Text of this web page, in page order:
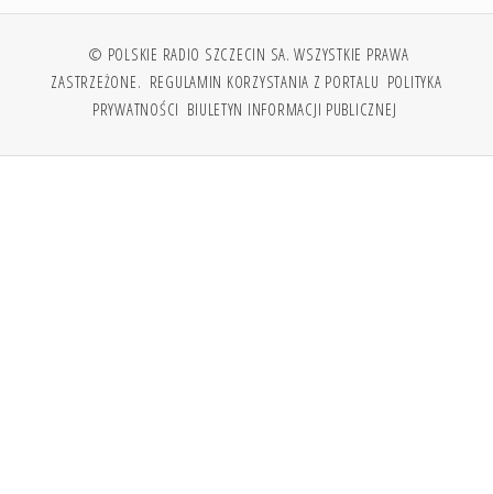
© POLSKIE RADIO SZCZECIN SA. WSZYSTKIE PRAWA
ZASTRZEŻONE. REGULAMIN KORZYSTANIA Z PORTALU POLITYKA
PRYWATNOŚCI BIULETYN INFORMACJI PUBLICZNEJ